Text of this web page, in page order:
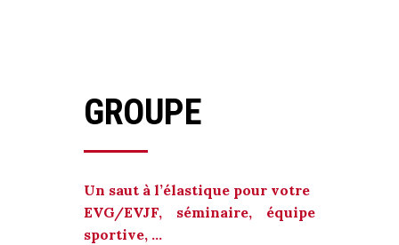
GROUPE
Un saut à l’élastique pour votre
EVG/EVJF, séminaire, équipe
sportive, …